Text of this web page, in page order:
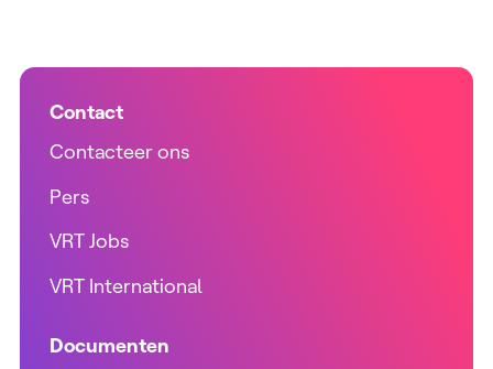
Contact
Contacteer ons
Pers
VRT Jobs
VRT International
Documenten